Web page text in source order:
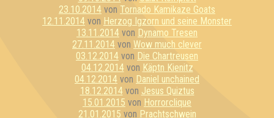
23.10.2014 von Tornado Kamikaze Goats
12.11.2014 von Herzog Igzorn und seine Monster
13.11.2014 von Dynamo Tresen
27.11.2014 von Wow much clever
03.12.2014 von Die Chartreusen
04.12.2014von Käptn Kienitz
04.12.2014 von Daniel unchained
18.12.2014von Jesus Quiztus
15.01.2015 von Horrorclique
21.01.2015 von Prachtschwein